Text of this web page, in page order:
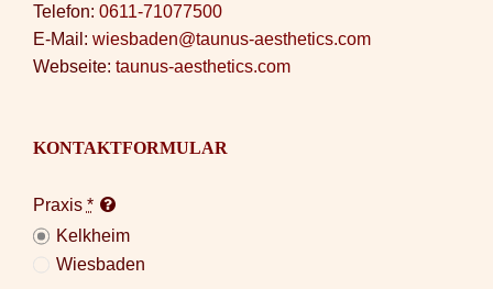
Telefon: 0611-71077500
E-Mail: wiesbaden@taunus-aesthetics.com
Webseite: taunus-aesthetics.com
KONTAKTFORMULAR
Praxis *
Kelkheim
Wiesbaden